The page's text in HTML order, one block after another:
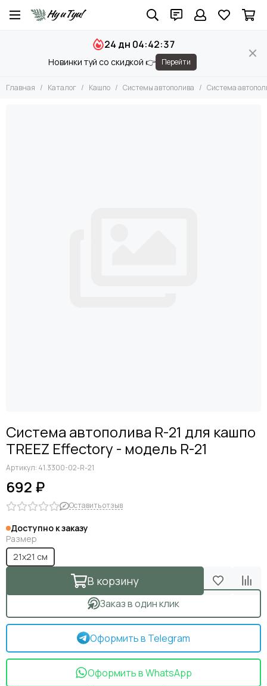
Кашпо
Кашпо для цветов
Высокие кашпо
Новинки туй со скидкой 👉
24 дн 04:42:37
Перейти
Главная Каталог Кашпо Системы автополива Система
Система автополива R-21 для кашпо
TREEZ Effectory - модель R-21
Артикул: 41.3300-02-R-21
692 ₽
Оставить отзыв
Доступно к заказу
Размер
21х21 см
В корзину
Заказ в один клик
Оформить в Telegram
Оформить в WhatsApp